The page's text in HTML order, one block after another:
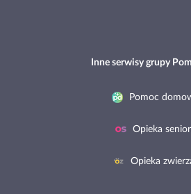
Inne serwisy grupy
Pomoc
Opieka
Opieka